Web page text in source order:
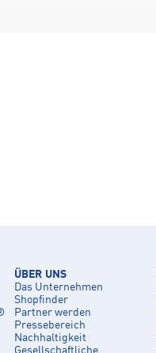
ÜBER UNS
Das Unternehmen
Shopfinder
Partner werden
Pressebereich
Nachhaltigkeit
Gesellschaftliche